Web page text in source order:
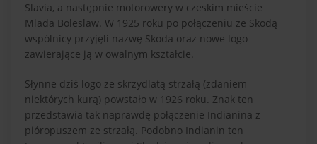
Slavia, a następnie motorowery w czeskim mieście
Mlada Boleslaw. W 1925 roku po połączeniu ze Skodą
wspólnicy przyjęli nazwę Skoda oraz nowe logo
zawierające ją w owalnym kształcie.
Słynne dziś logo ze skrzydlatą strzałą (zdaniem
niektórych kurą) powstało w 1926 roku. Znak ten
przedstawia tak naprawdę połączenie Indianina z
pióropuszem ze strzałą. Podobno Indianin ten